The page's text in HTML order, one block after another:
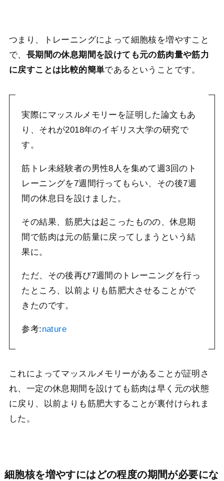
つまり、トレーニングによって細胞核を増やすこと
で、 長期間の休息期間を設けても元の筋肉量や筋力
に戻すことは比較的簡単であるということです。
実際にマッスルメモリーを証明した論文もあ
り、それが2018年のイギリス大学の研究で
す。
筋トレ未経験者の男性8人を集めて週3回のト
レーニングを7週間行ってもらい、その後7週
間の休息日を設けました。
その結果、筋肥大は起こったものの、休息期
間で筋肉は元の筋量に戻ってしまうという結
果に。
ただ、その後再び7週間のトレーニングを行っ
たところ、以前よりも筋肥大させることがで
きたのです。
参考:nature
これによってマッスルメモリーがあることが証明さ
れ、一定の休息期間を設けても筋肉は早く元の状態
に戻り、以前よりも筋肥大することが裏付けられま
した。
細胞核を増やすにはどの程度の期間が必要にな